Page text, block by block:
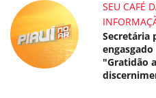
SEU CAFÉ
Secretária
"Gratidão